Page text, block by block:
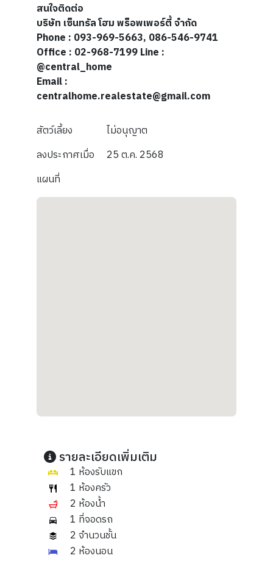
สนใจติดต่อ
บริษัท เซ็นทรัล โฮม พร็อพเพอร์ตี้ จำกัด
Phone : 093-969-5663, 086-546-9741
Office : 02-968-7199 Line :
@central_home
Email :
centralhome.realestate@gmail.com
สัตว์เลี้ยง
ไม่อนุญาต
ลงประกาศเมื่อ
25 ต.ค. 2568
แผนที่
รายละเอียดเพิ่มเติม
1 ห้องรับแขก
1 ห้องครัว
2 ห้องน้ำ
1 ที่จอดรถ
2 จำนวนชั้น
2 ห้องนอน